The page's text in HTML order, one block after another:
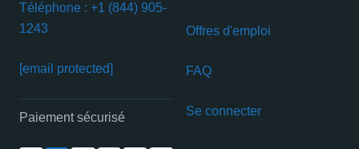
Téléphone : +1 (844) 905-
1243
[email protected]
Paiement sécurisé
Offres d'emploi
FAQ
Se connecter